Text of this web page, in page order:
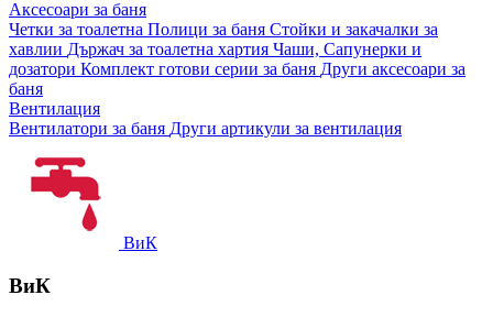
Аксесоари за баня
Четки за тоалетна Полици за баня Стойки и закачалки за
хавлии Държач за тоалетна хартия Чаши, Сапунерки и
дозатори Комплект готови серии за баня Други аксесоари за
баня
Вентилация
Вентилатори за баня Други артикули за вентилация
ВиК
ВиК